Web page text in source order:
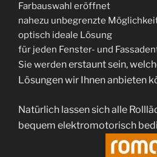
Farbauswahl eröffnet
nahezu unbegrenzte
optisch ideale Lösung
für jeden Fenster- und
Sie werden erstaunt sein,
Lösungen wir Ihnen anbieten
Natürlich lassen sich alle
bequem elektromotorisch